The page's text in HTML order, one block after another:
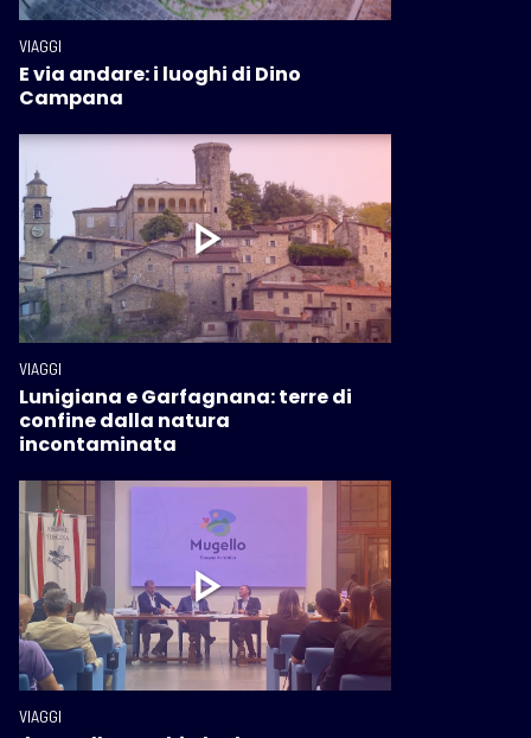
VIAGGI
E via andare: i luoghi di Dino
Campana
VIAGGI
Lunigiana e Garfagnana: terre di
confine dalla natura
incontaminata
VIAGGI